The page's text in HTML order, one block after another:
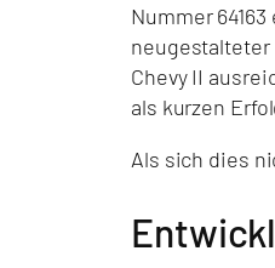
Nummer
neugestalteter
Chevy II
als kurzen
Als sich dies